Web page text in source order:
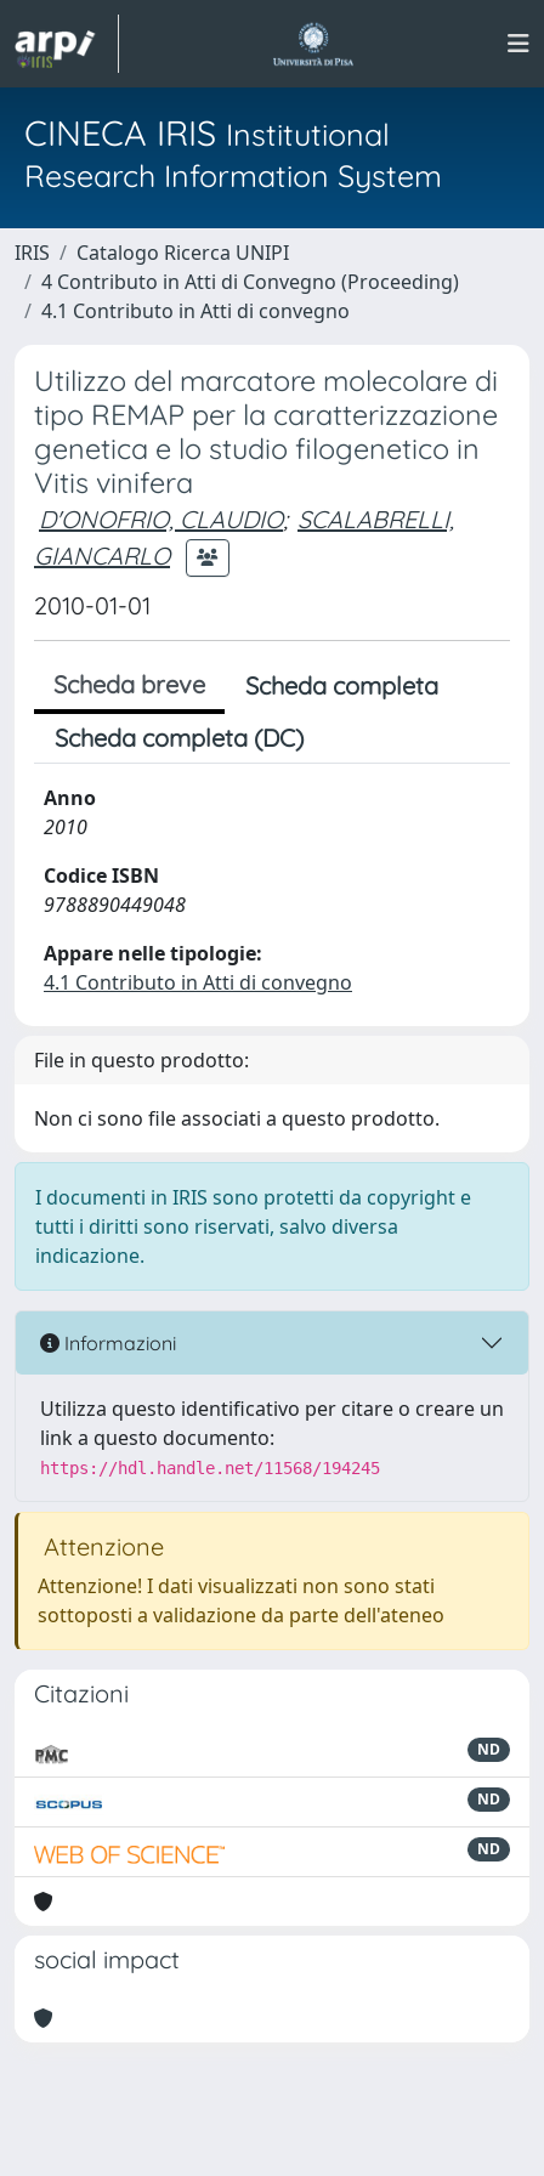
CINECA IRIS Institutional
Research Information System
IRIS
Catalogo Ricerca UNIPI
4 Contributo in Atti di Convegno (Proceeding)
4.1 Contributo in Atti di convegno
Utilizzo del marcatore molecolare di
tipo REMAP per la caratterizzazione
genetica e lo studio filogenetico in
Vitis vinifera
D'ONOFRIO, CLAUDIO; SCALABRELLI,
GIANCARLO
2010-01-01
Scheda breve
Scheda completa
Scheda completa (DC)
Anno
2010
Codice ISBN
9788890449048
Appare nelle tipologie:
4.1 Contributo in Atti di convegno
File in questo prodotto:
Non ci sono file associati a questo prodotto.
I documenti in IRIS sono protetti da copyright e
tutti i diritti sono riservati, salvo diversa
indicazione.
Informazioni
Utilizza questo identificativo per citare o creare un
link a questo documento:
https://hdl.handle.net/11568/194245
Attenzione
Attenzione! I dati visualizzati non sono stati
sottoposti a validazione da parte dell'ateneo
Citazioni
ND
ND
ND
social impact